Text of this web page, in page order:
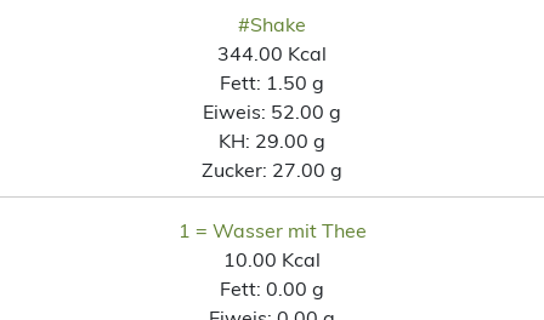
#Shake
344.00 Kcal
Fett: 1.50 g
Eiweis: 52.00 g
KH: 29.00 g
Zucker: 27.00 g
1 = Wasser mit Thee
10.00 Kcal
Fett: 0.00 g